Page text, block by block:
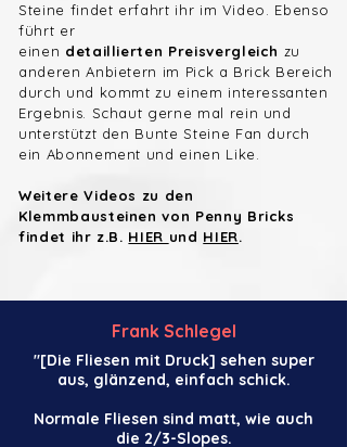
Steine findet erfahrt ihr im Video. Ebenso
führt er
einen detaillierten Preisvergleich zu
anderen Anbietern im Pick a Brick Bereich
durch und kommt zu einem interessanten
Ergebnis. Schaut gerne mal rein und
unterstützt den Bunte Steine Fan durch
ein Abonnement und einen Like.
Weitere Videos zu den
Klemmbausteinen von Penny Bricks
findet ihr z.B. HIER und HIER.
Frank Schlegel
"[Die Fliesen mit Druck] sehen super
aus, glänzend, einfach schick.
Normale Fliesen sind matt, wie auch
die 2/3-Slopes.